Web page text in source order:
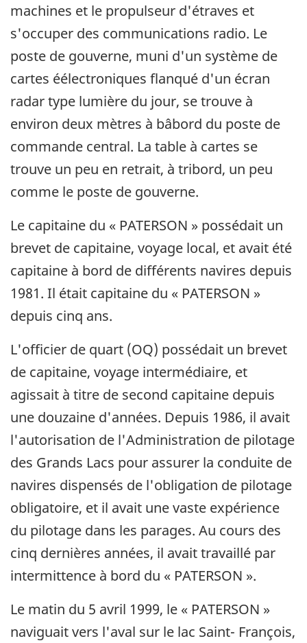
machines et le propulseur d'étraves et
s'occuper des communications radio. Le
poste de gouverne, muni d'un système de
cartes éélectroniques flanqué d'un écran
radar type lumière du jour, se trouve à
environ deux mètres à bâbord du poste de
commande central. La table à cartes se
trouve un peu en retrait, à tribord, un peu
comme le poste de gouverne.
Le capitaine du « PATERSON » possédait un
brevet de capitaine, voyage local, et avait été
capitaine à bord de différents navires depuis
1981. Il était capitaine du « PATERSON »
depuis cinq ans.
L'officier de quart (OQ) possédait un brevet
de capitaine, voyage intermédiaire, et
agissait à titre de second capitaine depuis
une douzaine d'années. Depuis 1986, il avait
l'autorisation de l'Administration de pilotage
des Grands Lacs pour assurer la conduite de
navires dispensés de l'obligation de pilotage
obligatoire, et il avait une vaste expérience
du pilotage dans les parages. Au cours des
cinq dernières années, il avait travaillé par
intermittence à bord du « PATERSON ».
Le matin du 5 avril 1999, le « PATERSON »
naviguait vers l'aval sur le lac Saint- François,